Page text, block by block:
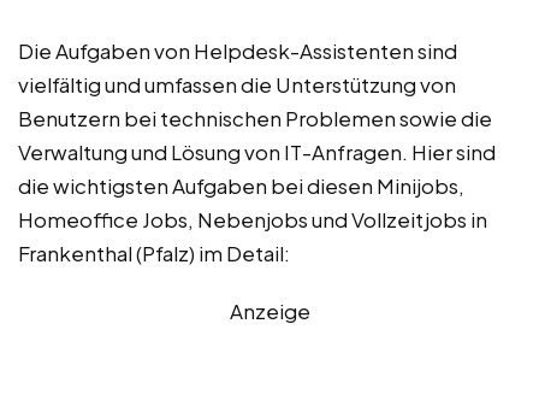
Die Aufgaben von Helpdesk-Assistenten sind
vielfältig und umfassen die Unterstützung von
Benutzern bei technischen Problemen sowie die
Verwaltung und Lösung von IT-Anfragen. Hier sind
die wichtigsten Aufgaben bei diesen Minijobs,
Homeoffice Jobs, Nebenjobs und Vollzeitjobs in
Frankenthal (Pfalz) im Detail:
Anzeige